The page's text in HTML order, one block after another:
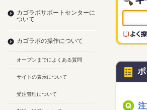
カゴラボサポートセンターに
ついて
カゴラボの操作について
オープンまでによくある質問
サイトの表示について
受注管理について